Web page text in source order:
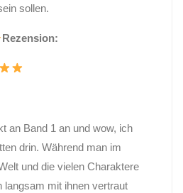
sollen.
Rezension:
an Band 1 an und wow, ich
drin. Während man im
und die vielen Charaktere
langsam mit ihnen vertraut